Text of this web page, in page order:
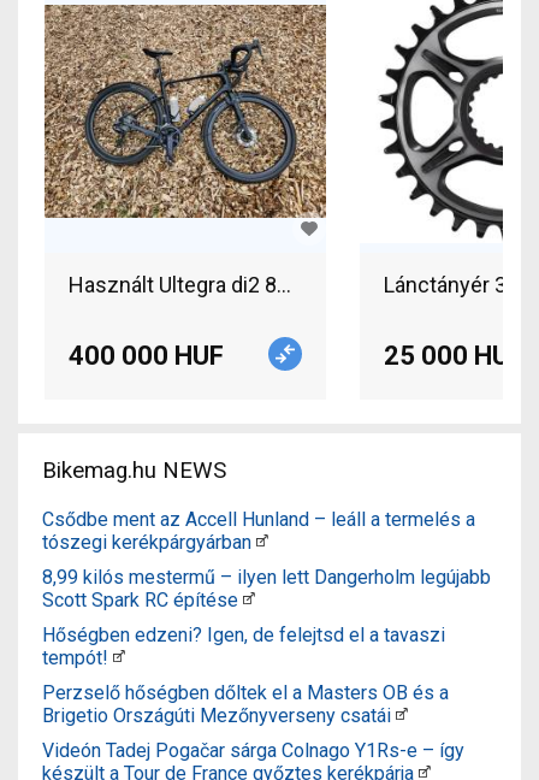
Használt Ultegra di2 8100 2*12 eladó Ultegra di2
400 000 HUF
Lánctányér 32T
25 000 HUF
Bikemag.hu NEWS
Csődbe ment az Accell Hunland – leáll a termelés a
tószegi kerékpárgyárban
8,99 kilós mestermű – ilyen lett Dangerholm legújabb
Scott Spark RC építése
Hőségben edzeni? Igen, de felejtsd el a tavaszi
tempót!
Perzselő hőségben dőltek el a Masters OB és a
Brigetio Országúti Mezőnyverseny csatái
Videón Tadej Pogačar sárga Colnago Y1Rs-e – így
készült a Tour de France győztes kerékpárja